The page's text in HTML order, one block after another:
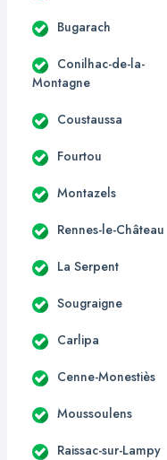
Bugarach
Conilhac-de-la-
Montagne
Coustaussa
Fourtou
Montazels
Rennes-le-Château
La Serpent
Sougraigne
Carlipa
Cenne-Monestiès
Moussoulens
Raissac-sur-Lampy